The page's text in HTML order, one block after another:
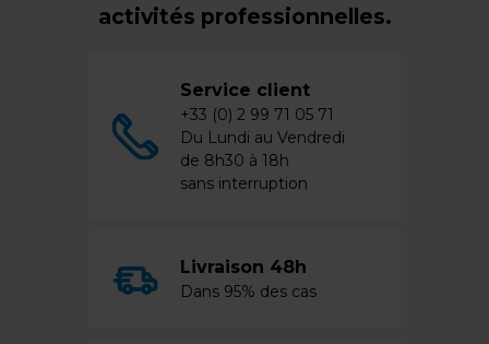
activités professionnelles.
Service client
+33 (0) 2 99 71 05 71
Du Lundi au Vendredi
de 8h30 à 18h
sans interruption
Livraison 48h
Dans 95% des cas